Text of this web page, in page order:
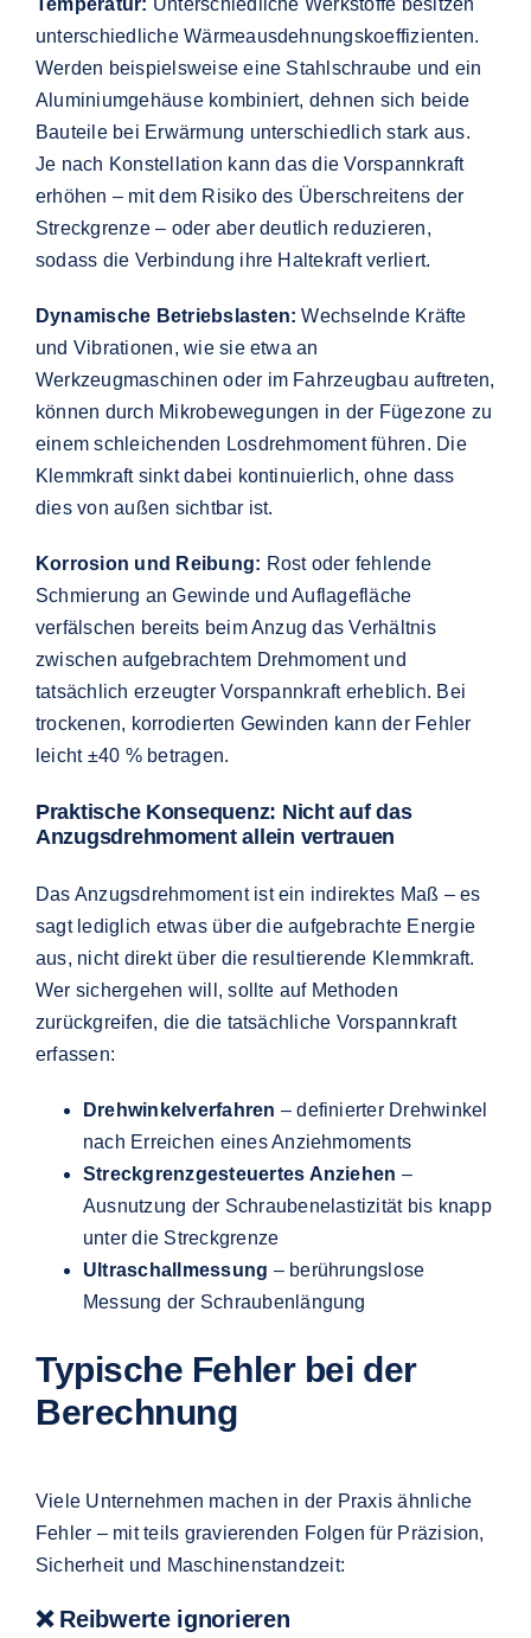
unterschiedliche Wärmeausdehnungskoeffizienten.
Werden beispielsweise eine Stahlschraube und ein
Aluminiumgehäuse kombiniert, dehnen sich beide
Bauteile bei Erwärmung unterschiedlich stark aus.
Je nach Konstellation kann das die Vorspannkraft
erhöhen – mit dem Risiko des Überschreitens der
Streckgrenze – oder aber deutlich reduzieren,
sodass die Verbindung ihre Haltekraft verliert.
Dynamische Betriebslasten: Wechselnde Kräfte
und Vibrationen, wie sie etwa an
Werkzeugmaschinen oder im Fahrzeugbau auftreten,
können durch Mikrobewegungen in der Fügezone zu
einem schleichenden Losdrehmoment führen. Die
Klemmkraft sinkt dabei kontinuierlich, ohne dass
dies von außen sichtbar ist.
Korrosion und Reibung: Rost oder fehlende
Schmierung an Gewinde und Auflagefläche
verfälschen bereits beim Anzug das Verhältnis
zwischen aufgebrachtem Drehmoment und
tatsächlich erzeugter Vorspannkraft erheblich. Bei
trockenen, korrodierten Gewinden kann der Fehler
leicht ±40 % betragen.
Praktische Konsequenz: Nicht auf das
Anzugsdrehmoment allein vertrauen
Das Anzugsdrehmoment ist ein indirektes Maß – es
sagt lediglich etwas über die aufgebrachte Energie
aus, nicht direkt über die resultierende Klemmkraft.
Wer sichergehen will, sollte auf Methoden
zurückgreifen, die die tatsächliche Vorspannkraft
erfassen:
Drehwinkelverfahren – definierter Drehwinkel
nach Erreichen eines Anziehmoments
Streckgrenzgesteuertes Anziehen –
Ausnutzung der Schraubenelastizität bis knapp
unter die Streckgrenze
Ultraschallmessung – berührungslose
Messung der Schraubenlängung
Typische Fehler bei der
Berechnung
Viele Unternehmen machen in der Praxis ähnliche
Fehler – mit teils gravierenden Folgen für Präzision,
Sicherheit und Maschinenstandzeit:
❌ Reibwerte ignorieren